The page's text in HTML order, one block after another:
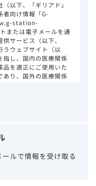
以下、「ギリアド」
者向け情報「G-
station-
または電子メールを通
サービス（以下、
うウェブサイト（以
指し、国内の医療関係
品を適正にご使用いた
あり、国外の医療関係
場合のみご利用くだ
ンテンツについて
つ最新の情報を提
りますが、正確
性、ご利用になら
ルで情報を受け取る